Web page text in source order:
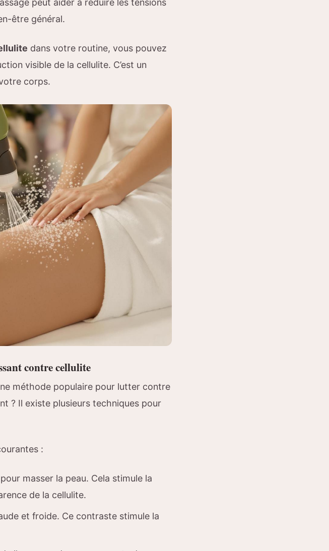
peut aider à réduire les tensions
être général.
dans votre routine, vous pouvez
visible de la cellulite. C’est un
corps.
contre cellulite
méthode populaire pour lutter contre
? Il existe plusieurs techniques pour
:
masser la peau. Cela stimule la
de la cellulite.
et froide. Ce contraste stimule la